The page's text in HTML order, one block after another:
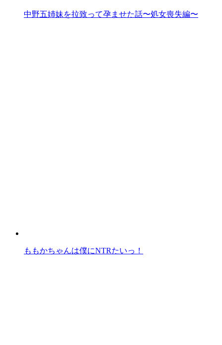
中野五姉妹を拉致って孕ませた話〜処女喪失編〜
ももかちゃんは僕にNTRたいっ！